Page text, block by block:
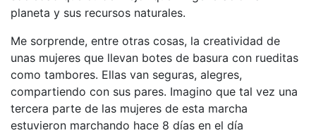
planeta y sus recursos naturales.
Me sorprende, entre otras cosas, la creatividad de
unas mujeres que llevan botes de basura con rueditas
como tambores. Ellas van seguras, alegres,
compartiendo con sus pares. Imagino que tal vez una
tercera parte de las mujeres de esta marcha
estuvieron marchando hace 8 días en el día